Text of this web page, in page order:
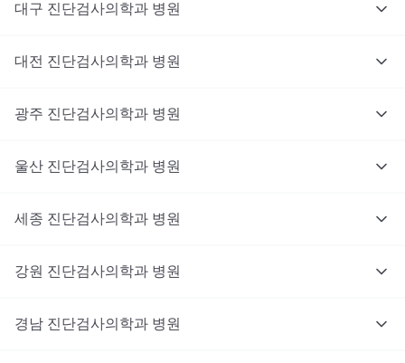
대구 진단검사의학과 병원
대전 진단검사의학과 병원
광주 진단검사의학과 병원
울산 진단검사의학과 병원
세종 진단검사의학과 병원
강원 진단검사의학과 병원
경남 진단검사의학과 병원